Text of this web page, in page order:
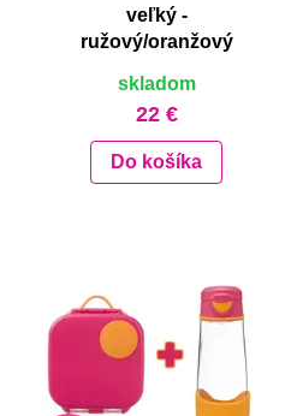
veľký -
ružový/oranžový
skladom
22 €
Do košíka